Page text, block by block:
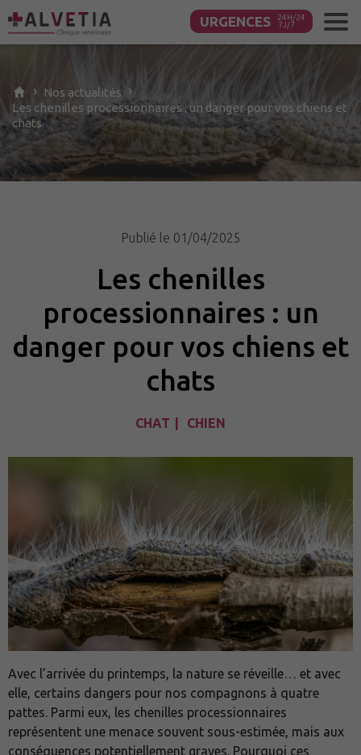
URGENCES
› Nos actualités ›
Les chenilles processionnaires : un danger pour vos chiens et
chats
Publié le 01/04/2025
Les chenilles
processionnaires : un
danger pour vos chiens et
chats
CHAT CHIEN
Avec l’arrivée du printemps, la nature se réveille… et avec
elle, certains dangers pour nos compagnons à quatre
pattes. Parmi eux, les chenilles processionnaires
représentent une menace souvent sous-estimée, mais aux
conséquences potentiellement graves. Pourquoi ces